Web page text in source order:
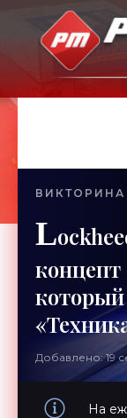
ВИКТОРИНА
L
Добавлено: 19
На